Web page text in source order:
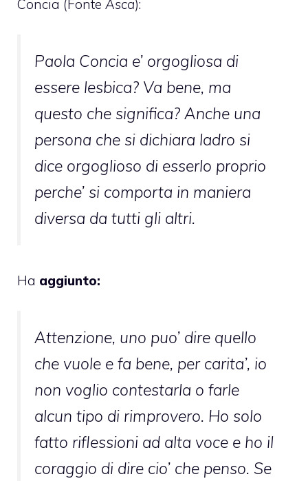
Concia (Fonte Asca):
Paola Concia e’ orgogliosa di
essere lesbica? Va bene, ma
questo che significa? Anche una
persona che si dichiara ladro si
dice orgoglioso di esserlo proprio
perche’ si comporta in maniera
diversa da tutti gli altri.
Ha aggiunto:
Attenzione, uno puo’ dire quello
che vuole e fa bene, per carita’, io
non voglio contestarla o farle
alcun tipo di rimprovero. Ho solo
fatto riflessioni ad alta voce e ho il
coraggio di dire cio’ che penso. Se